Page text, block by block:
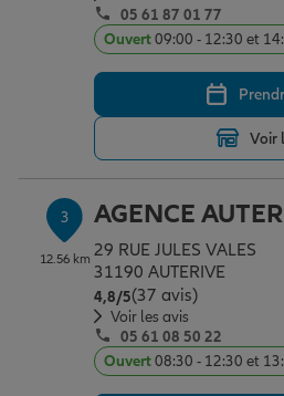
Transmission
Départ à la retraite
Assurance habitation
Garantie des accidents de la
Assurance scolaire
Protection juridique
Allianz en France05 61 87 01 77
Ouvert09:00 - 12:30 et
Voir
3
12.56 km
AGENCE
29 RUE JULES VALES
31190 AUTERIVE
4,8/5Note de 4.8 sur 5
(37 avis)
Voir les avis
05 61 08 50 22
Ouvert08:30 - 12:30 et